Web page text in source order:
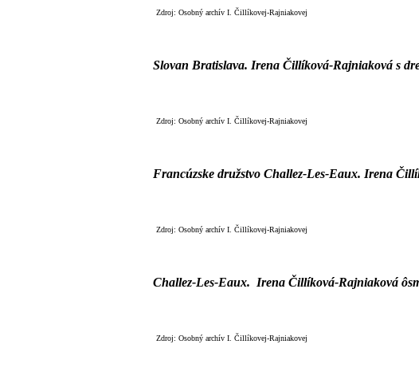
Zdroj: Osobný archív I. Čillíkovej-Rajniakovej
Slovan Bratislava. Irena Čillíková-Rajniaková s
Zdroj: Osobný archív I. Čillíkovej-Rajniakovej
Francúzske družstvo Challez-Les-Eaux. Irena
Zdroj: Osobný archív I. Čillíkovej-Rajniakovej
Challez-Les-Eaux. Irena Čillíková-Rajniaková
Zdroj: Osobný archív I. Čillíkovej-Rajniakovej